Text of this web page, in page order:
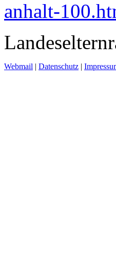
anhalt-
Webmail | Datenschutz |